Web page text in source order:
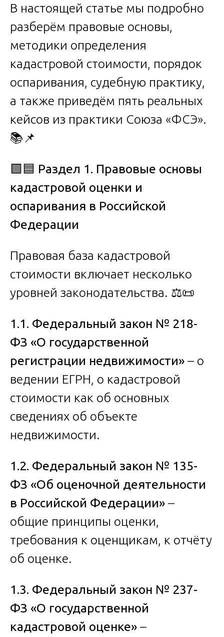
В настоящей статье мы подробно
разберём правовые основы,
методики определения
кадастровой стоимости, порядок
оспаривания, судебную практику,
а также приведём пять реальных
кейсов из практики Союза «ФСЭ».
📚📌
🟩🟦 Раздел 1. Правовые основы
кадастровой оценки и
оспаривания в Российской
Федерации
Правовая база кадастровой
стоимости включает несколько
уровней законодательства. ⚖️📜
1.1. Федеральный закон № 218-
ФЗ «О государственной
регистрации недвижимости» – о
ведении ЕГРН, о кадастровой
стоимости как об основных
сведениях об объекте
недвижимости.
1.2. Федеральный закон № 135-
ФЗ «Об оценочной деятельности
в Российской Федерации» –
общие принципы оценки,
требования к оценщикам, к отчёту
об оценке.
1.3. Федеральный закон № 237-
ФЗ «О государственной
кадастровой оценке» –